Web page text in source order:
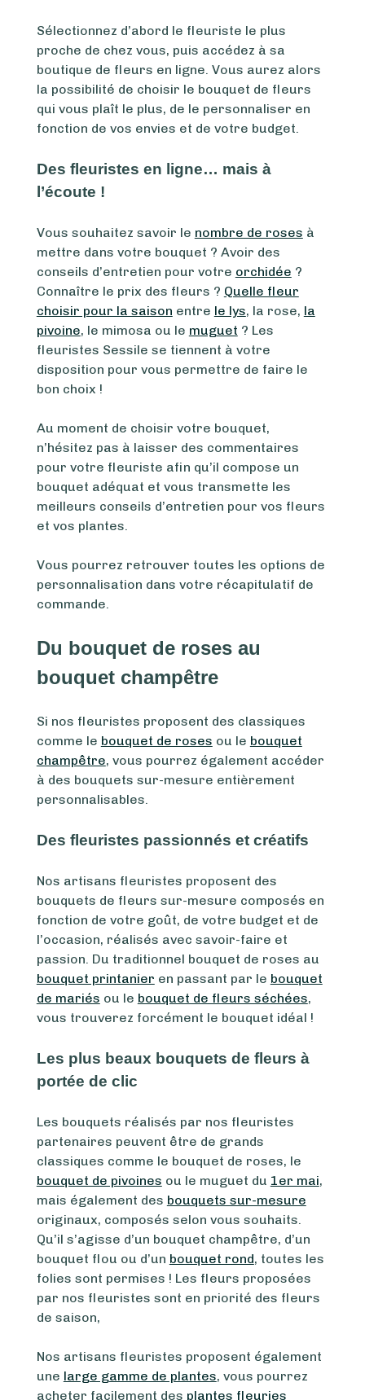
Sélectionnez d’abord le fleuriste le plus
proche de chez vous, puis accédez à sa
boutique de fleurs en ligne. Vous aurez alors
la possibilité de choisir le bouquet de fleurs
qui vous plaît le plus, de le personnaliser en
fonction de vos envies et de votre budget.
Des fleuristes en ligne… mais à
l’écoute !
Vous souhaitez savoir le nombre de roses à
mettre dans votre bouquet ? Avoir des
conseils d’entretien pour votre orchidée ?
Connaître le prix des fleurs ? Quelle fleur
choisir pour la saison entre le lys, la rose, la
pivoine, le mimosa ou le muguet ? Les
fleuristes Sessile se tiennent à votre
disposition pour vous permettre de faire le
bon choix !
Au moment de choisir votre bouquet,
n’hésitez pas à laisser des commentaires
pour votre fleuriste afin qu’il compose un
bouquet adéquat et vous transmette les
meilleurs conseils d’entretien pour vos fleurs
et vos plantes.
Vous pourrez retrouver toutes les options de
personnalisation dans votre récapitulatif de
commande.
Du bouquet de roses au
bouquet champêtre
Si nos fleuristes proposent des classiques
comme le bouquet de roses ou le bouquet
champêtre, vous pourrez également accéder
à des bouquets sur-mesure entièrement
personnalisables.
Des fleuristes passionnés et créatifs
Nos artisans fleuristes proposent des
bouquets de fleurs sur-mesure composés en
fonction de votre goût, de votre budget et de
l’occasion, réalisés avec savoir-faire et
passion. Du traditionnel bouquet de roses au
bouquet printanier en passant par le bouquet
de mariés ou le bouquet de fleurs séchées,
vous trouverez forcément le bouquet idéal !
Les plus beaux bouquets de fleurs à
portée de clic
Les bouquets réalisés par nos fleuristes
partenaires peuvent être de grands
classiques comme le bouquet de roses, le
bouquet de pivoines ou le muguet du 1er mai,
mais également des bouquets sur-mesure
originaux, composés selon vous souhaits.
Qu’il s’agisse d’un bouquet champêtre, d’un
bouquet flou ou d’un bouquet rond, toutes les
folies sont permises ! Les fleurs proposées
par nos fleuristes sont en priorité des fleurs
de saison,
Nos artisans fleuristes proposent également
une large gamme de plantes, vous pourrez
acheter facilement des plantes fleuries